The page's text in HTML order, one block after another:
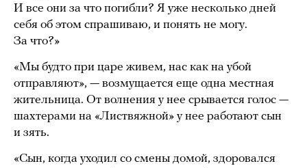
И все они за что погибли? Я уже несколько дней
себя об этом спрашиваю, и понять не могу.
За что?»
«Мы будто при царе живем, нас как на убой
отправляют», — возмущается еще одна местная
жительница. От волнения у нее срывается голос —
шахтерами на «Листвяжной» у нее работают сын
и зять.
«Сын, когда уходил со смены домой, здоровался